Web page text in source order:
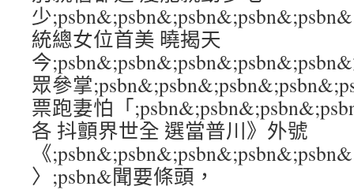
少
統總女位首美 曉揭天
今
眾參掌
票跑妻怕「
各 抖顫界世全 選當普川》外號
《;psbn&;psbn&;psbn&;psbn&;psbn&
〉;psbn&聞要條頭，